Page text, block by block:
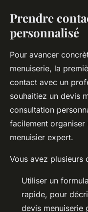
Prendre
personnalisé
Pour avancer
menuiserie, la
contact avec un
souhaitiez un devis
consultation
facilement
menuisier expert.
Vous avez plusieurs
Utiliser un
rapide, pour
devis menuiserie